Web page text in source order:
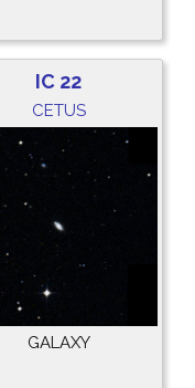
IC 22
CETUS
GALAXY